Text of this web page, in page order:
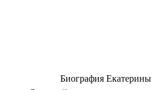
Биография Екатерины